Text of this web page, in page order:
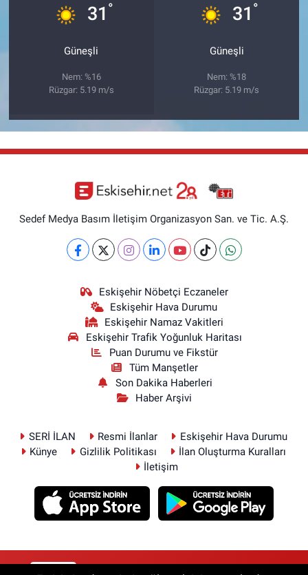
31 °
Güneşli
Nem: %16
Rüzgar: 5.19 m/s
31 °
Güneşli
Nem: %18
Rüzgar: 5.19 m/s
Sedef Medya Basım İletişim Organizasyon San. ve Tic. A.Ş.
Eskişehir Nöbetçi Eczaneler
Eskişehir Hava Durumu
Eskişehir Namaz Vakitleri
Eskişehir Trafik Yoğunluk Haritası
Puan Durumu ve Fikstür
Tüm Manşetler
Son Dakika Haberleri
Haber Arşivi
SERİ İLAN Resmi İlanlar
Eskişehir Hava Durumu
Künye
Gizlilik Politikası
İlan Oluşturma Kuralları
İletişim